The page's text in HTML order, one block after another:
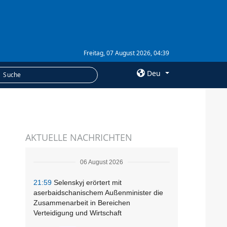
Freitag, 07 August 2026, 04:39
Deu
Abonnement
AKTUELLE NACHRICHTEN
06 August 2026
21:59 Selenskyj erörtert mit
aserbaidschanischem Außenminister die
Zusammenarbeit in Bereichen
Verteidigung und Wirtschaft